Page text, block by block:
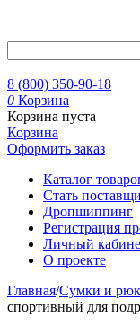
8 (800) 350-90-18
0 Корзина
Корзина пуста
Корзина
Оформить заказ
Каталог
Стать
Дропшиппинг
Регистрация
Личный
О проекте
Главная/Сумки и
спортивный для